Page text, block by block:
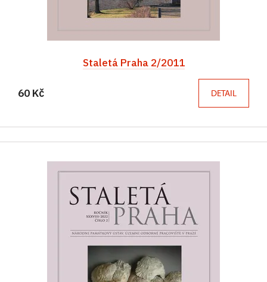
Staletá Praha 2/2011
60 Kč DETAIL